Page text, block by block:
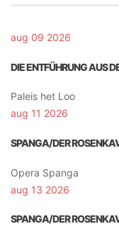
aug 09 2026
DIE ENTFÜHRUNG AUS
Paleis het Loo
aug 11 2026
SPANGA/DER
Opera Spanga
aug 13 2026
SPANGA/DER